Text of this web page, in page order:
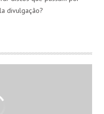
divulgação?